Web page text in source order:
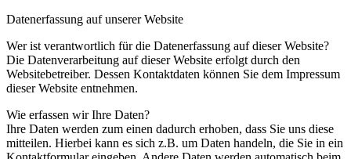
Datenerfassung auf unserer Website
Wer ist verantwortlich für die Datenerfassung auf dieser Website?
Die Datenverarbeitung auf dieser Website erfolgt durch den
Websitebetreiber. Dessen Kontaktdaten können Sie dem Impressum
dieser Website entnehmen.
Wie erfassen wir Ihre Daten?
Ihre Daten werden zum einen dadurch erhoben, dass Sie uns diese
mitteilen. Hierbei kann es sich z.B. um Daten handeln, die Sie in ein